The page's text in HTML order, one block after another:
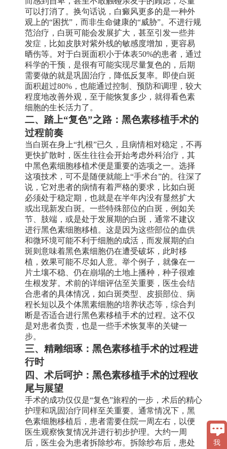
可以打消了。换句话说，白癜风更多的是一种外
观上的“困扰”，而非生命健康的“威胁”。不进行规
范治疗，白斑可能会发展扩大，甚至引发一些并
发症，比如皮肤对紫外线的敏感度增加，更容易
晒伤等。对于白斑面积小于体表50%的患者，通过
科学的干预，是很有可能实现尽量复色的，后期
需要做的就是巩固治疗，降低反复率。即使白斑
面积超过80%，也能通过控制、预防和调理，较大
程度地改善外观，至于能恢复多少，就得看色素
细胞的生长活力了。
二、踏上“复色”之路：黑色素移植手术的
过程前奏
当白斑在身上“扎根”已久，且病情相对稳定，不再
更快扩散时，医生往往会开始考虑外科治疗，其
中黑色素细胞移植术便是重要的选项之一。选择
这项技术，可不是随便就能上“手术台”的。往深了
说，它对患者的病情有着严格的要求，比如白斑
必须处于稳定期，也就是在半年内没有显然扩大
或出现新发白斑。一些特殊部位的白斑，例如关
节、肢端，或是处于发展期的白斑，通常不建议
进行黑色素细胞移植。这是因为这些部位的血供
和微环境可能不利于细胞的成活，而发展期的白
斑则意味着黑色素细胞仍在遭受破坏，此时移
植，效果可能不尽如人意。举个例子，就像在一
片土壤不稳、仍在崩塌的土地上播种，种子很难
生根发芽。术前的详细评估至关重要，医生会结
合患者的具体情况，如白斑类型、皮损部位、病
程长短以及个体黑素细胞的培养状态等，综合判
断是否适合进行黑色素移植手术的过程。这不仅
是对患者负责，也是一些手术恢复率的关键一
步。
三、精雕细琢：黑色素移植手术的过程进
行时
四、术后呵护：黑色素移植手术的过程收
尾与展望
手术的成功仅仅是“复色”旅程的一步，术后的精心
护理和巩固治疗同样至关重要。通常情况下，黑
色素细胞移植后，患者需要住院一周左右，以便
医生观察恢复情况并进行初步护理。大约一周
后，医生会为患者拆除纱布。拆除纱布后，患处
我